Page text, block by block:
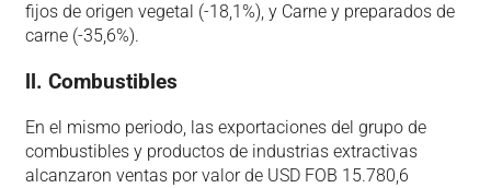
fijos de origen vegetal (-18,1%), y Carne y preparados de
carne (-35,6%).
ll. Combustibles
En el mismo periodo, las exportaciones del grupo de
combustibles y productos de industrias extractivas
alcanzaron ventas por valor de USD FOB 15.780,6